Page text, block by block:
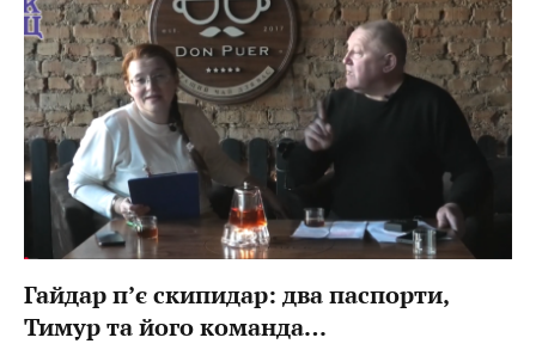
Гайдар п’є скипидар: два паспорти,
Тимур та його команда…